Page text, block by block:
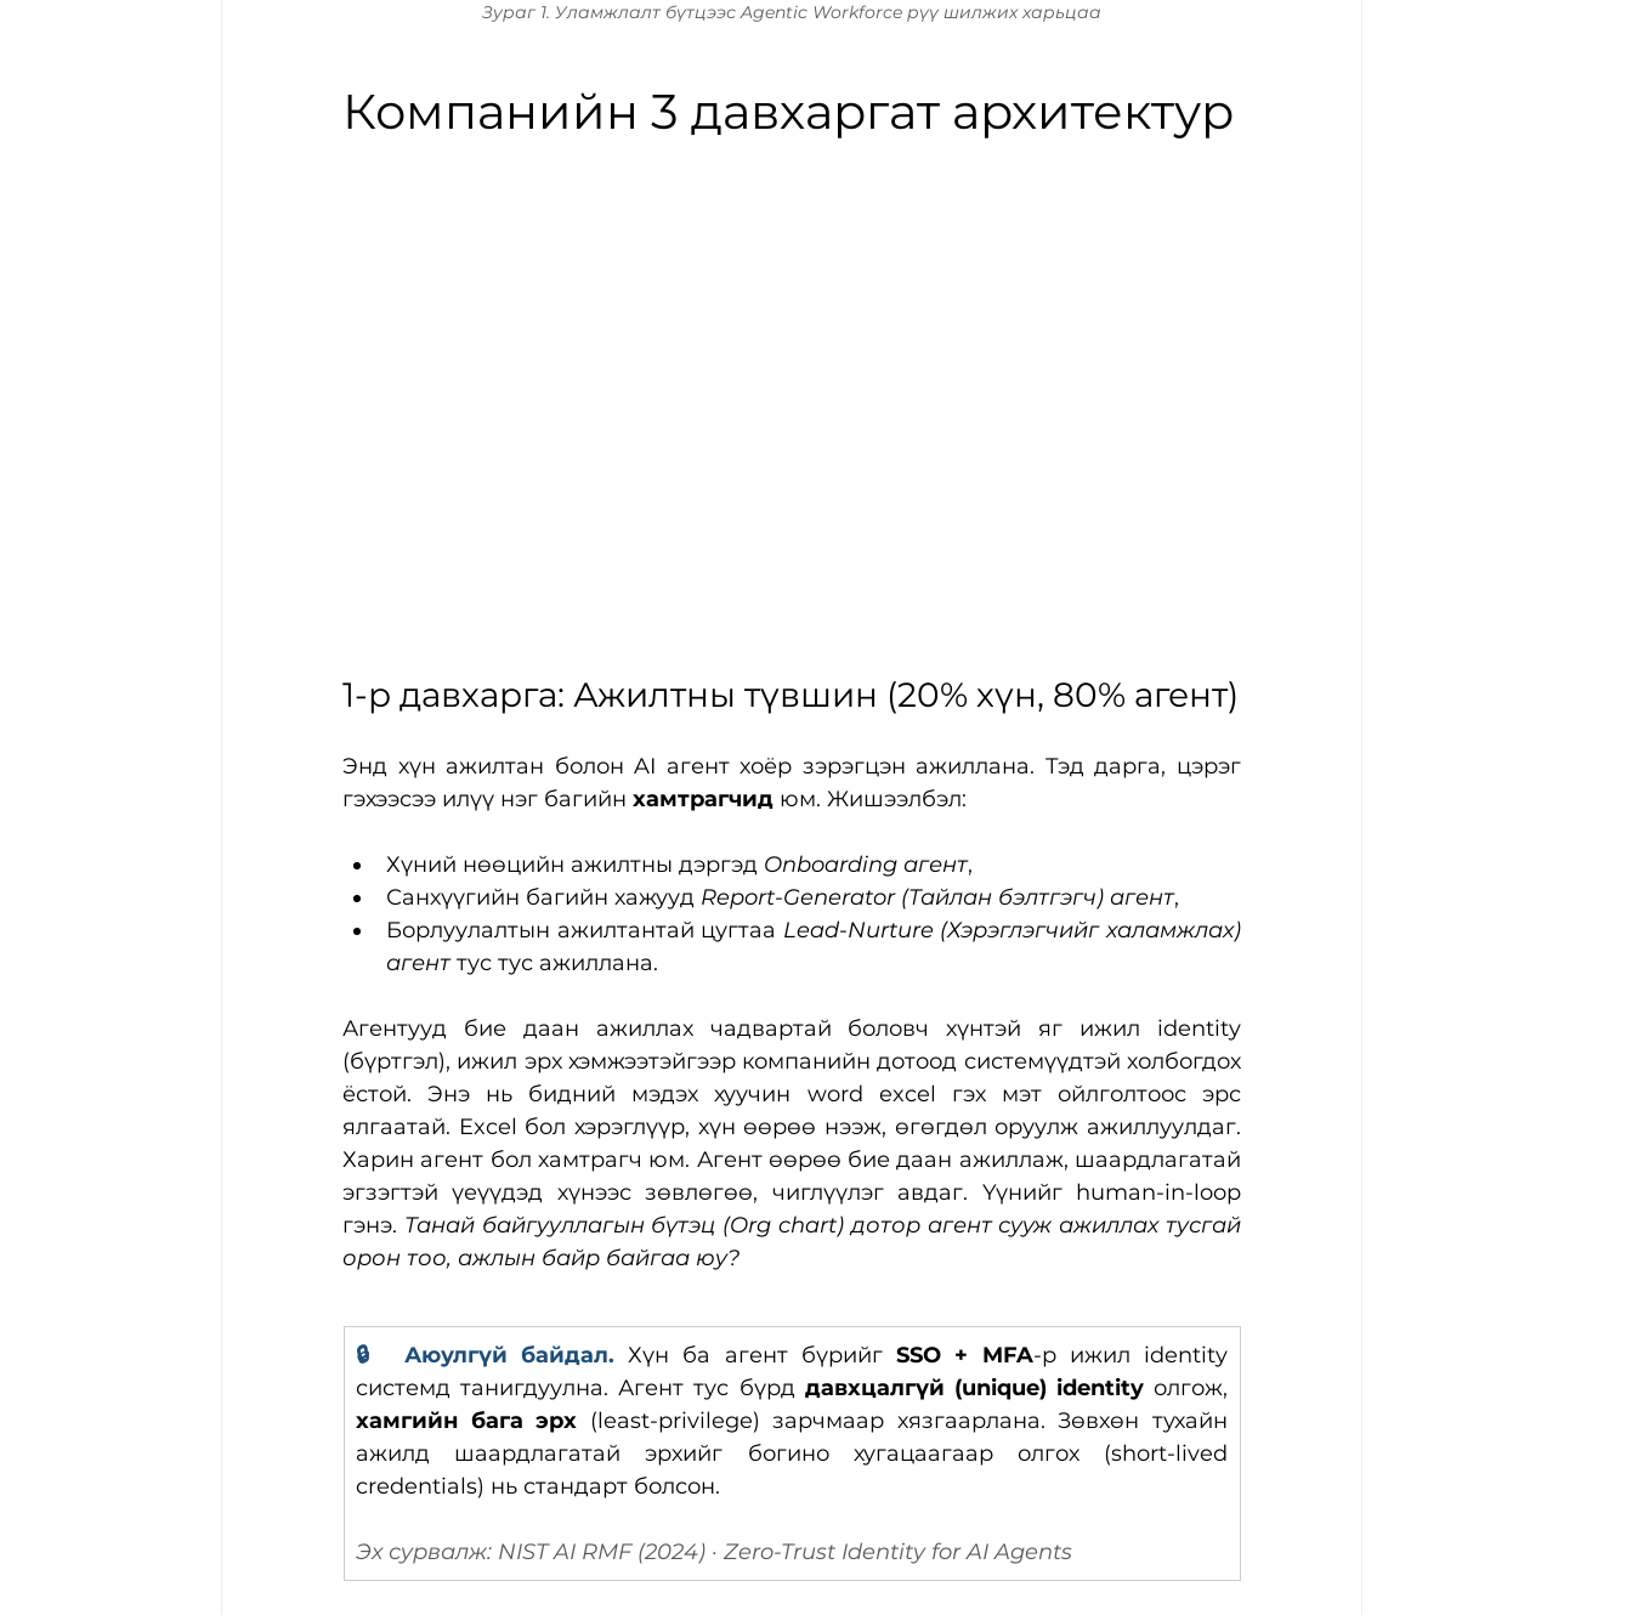
Зураг 1. Уламжлалт бүтцээс Agentic Workforce рүү шилжих харьцаа
Компанийн 3 давхаргат архитектур
1-р давхарга: Ажилтны түвшин (20% хүн, 80% агент)
Энд хүн ажилтан болон AI агент хоёр зэрэгцэн ажиллана. Тэд дарга, цэрэг
гэхээсээ илүү нэг багийн хамтрагчид юм. Жишээлбэл:
Хүний нөөцийн ажилтны дэргэд Onboarding агент,
Санхүүгийн багийн хажууд Report-Generator (Тайлан бэлтгэгч) агент,
Борлуулалтын ажилтантай цугтаа Lead-Nurture (Хэрэглэгчийг халамжлах)
агент тус тус ажиллана.
Агентууд бие даан ажиллах чадвартай боловч хүнтэй яг ижил identity
(бүртгэл), ижил эрх хэмжээтэйгээр компанийн дотоод системүүдтэй холбогдох
ёстой. Энэ нь бидний мэдэх хуучин word excel гэх мэт ойлголтоос эрс
ялгаатай. Excel бол хэрэглүүр, хүн өөрөө нээж, өгөгдөл оруулж ажиллуулдаг.
Харин агент бол хамтрагч юм. Агент өөрөө бие даан ажиллаж, шаардлагатай
эгзэгтэй үеүүдэд хүнээс зөвлөгөө, чиглүүлэг авдаг. Үүнийг human-in-loop
гэнэ. Танай байгууллагын бүтэц (Org chart) дотор агент сууж ажиллах тусгай
орон тоо, ажлын байр байгаа юу?
🔒  Аюулгүй байдал. Хүн ба агент бүрийг SSO + MFA-р ижил identity
системд танигдуулна. Агент тус бүрд давхцалгүй (unique) identity
хамгийн бага эрх (least-privilege) зарчмаар хязгаарлана. Зөвхөн тухайн
ажилд шаардлагатай эрхийг богино хугацаагаар олгох (short-lived
credentials) нь стандарт болсон.
Эх сурвалж: NIST AI RMF (2024) · Zero-Trust Identity for AI Agents